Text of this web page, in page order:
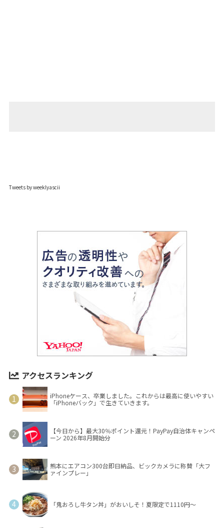
Tweets by weeklyascii
アクセスランキング
iPhoneケース、卒業しました。これからは最高に使いやすい
「iPhoneバック」で生きていきます。
【今日から】最大30％ポイント還元！PayPay自治体キャンペ
ーン 2026年8月開始分
熊本にエアコン300台即日納品、ビックカメラに称賛「大フ
ァインプレー」
「鬼おろし牛タン丼」がおいしそ！夏限定で1110円～